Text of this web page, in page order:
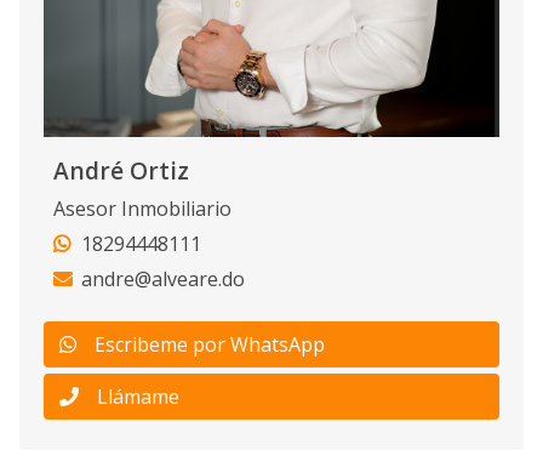
André Ortiz
Asesor Inmobiliario
18294448111
andre@alveare.do
Escribeme por WhatsApp
Llámame